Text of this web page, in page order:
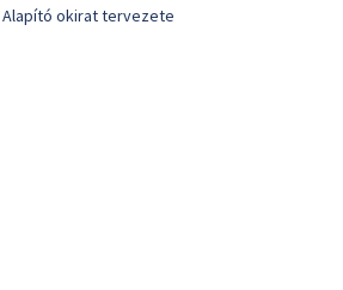
Alapító okirat tervezete